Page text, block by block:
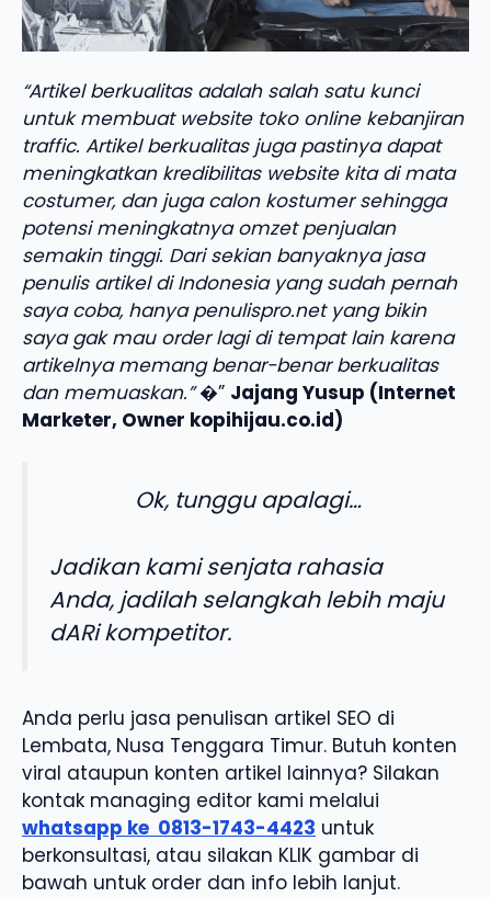
“Artikel berkualitas adalah salah satu kunci
untuk membuat website toko online kebanjiran
traffic. Artikel berkualitas juga pastinya dapat
meningkatkan kredibilitas website kita di mata
costumer, dan juga calon kostumer sehingga
potensi meningkatnya omzet penjualan
semakin tinggi. Dari sekian banyaknya jasa
penulis artikel di Indonesia yang sudah pernah
saya coba, hanya penulispro.net yang bikin
saya gak mau order lagi di tempat lain karena
artikelnya memang benar-benar berkualitas
dan memuaskan.”�” Jajang Yusup (Internet
Marketer, Owner kopihijau.co.id)
Ok, tunggu apalagi…
Jadikan kami senjata rahasia
Anda, jadilah selangkah lebih maju
dARi kompetitor.
Anda perlu jasa penulisan artikel SEO di
Lembata, Nusa Tenggara Timur. Butuh konten
viral ataupun konten artikel lainnya? Silakan
kontak managing editor kami melalui
whatsapp ke 0813-1743-4423 untuk
berkonsultasi, atau silakan KLIK gambar di
bawah untuk order dan info lebih lanjut.